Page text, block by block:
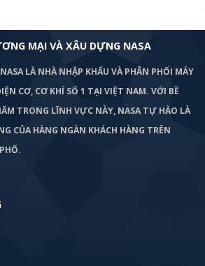
MẠI VÀ XÂU DỰNG NASA
LÀ NHÀ NHẬP KHẨU VÀ PHÂN PHỐI MÁY
CƠ, CƠ KHÍ SỐ 1 TẠI VIỆT NAM. VỚI BỀ
TRONG LĨNH VỰC NÀY, NASA TỰ HÀO LÀ
CỦA HÀNG NGÀN KHÁCH HÀNG TRÊN